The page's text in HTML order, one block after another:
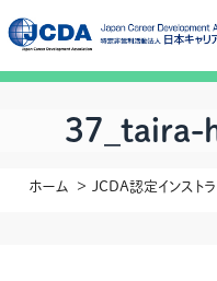
37_taira-
ホーム JCDA認定インストラ